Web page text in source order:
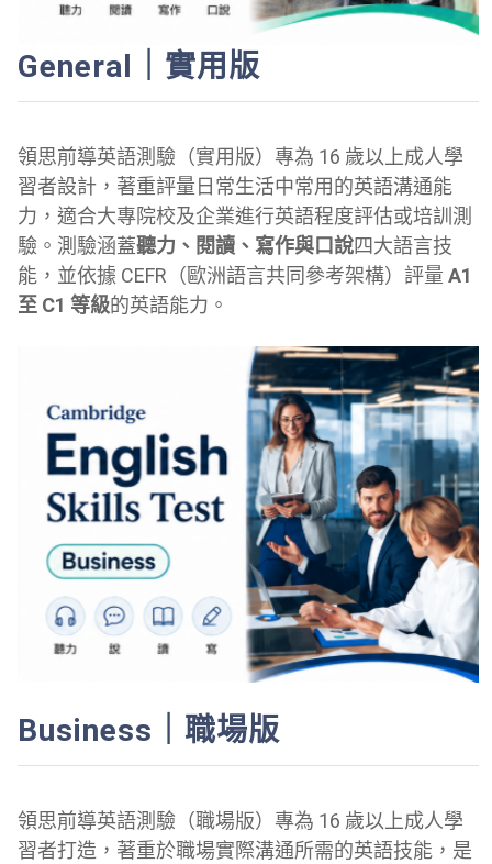
General｜實用版
領思前導英語測驗（實用版）專為 16 歲以上成人學
習者設計，著重評量日常生活中常用的英語溝通能
力，適合大專院校及企業進行英語程度評估或培訓測
驗。測驗涵蓋聽力、閱讀、寫作與口說四大語言技
能，並依據 CEFR（歐洲語言共同參考架構）評量 A1
至 C1 等級的英語能力。
Business｜職場版
領思前導英語測驗（職場版）專為 16 歲以上成人學
習者打造，著重於職場實際溝通所需的英語技能，是